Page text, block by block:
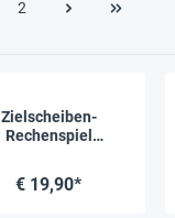
2
Zielscheiben-
Rechenspiel
12-tlg.
€ 19,90*